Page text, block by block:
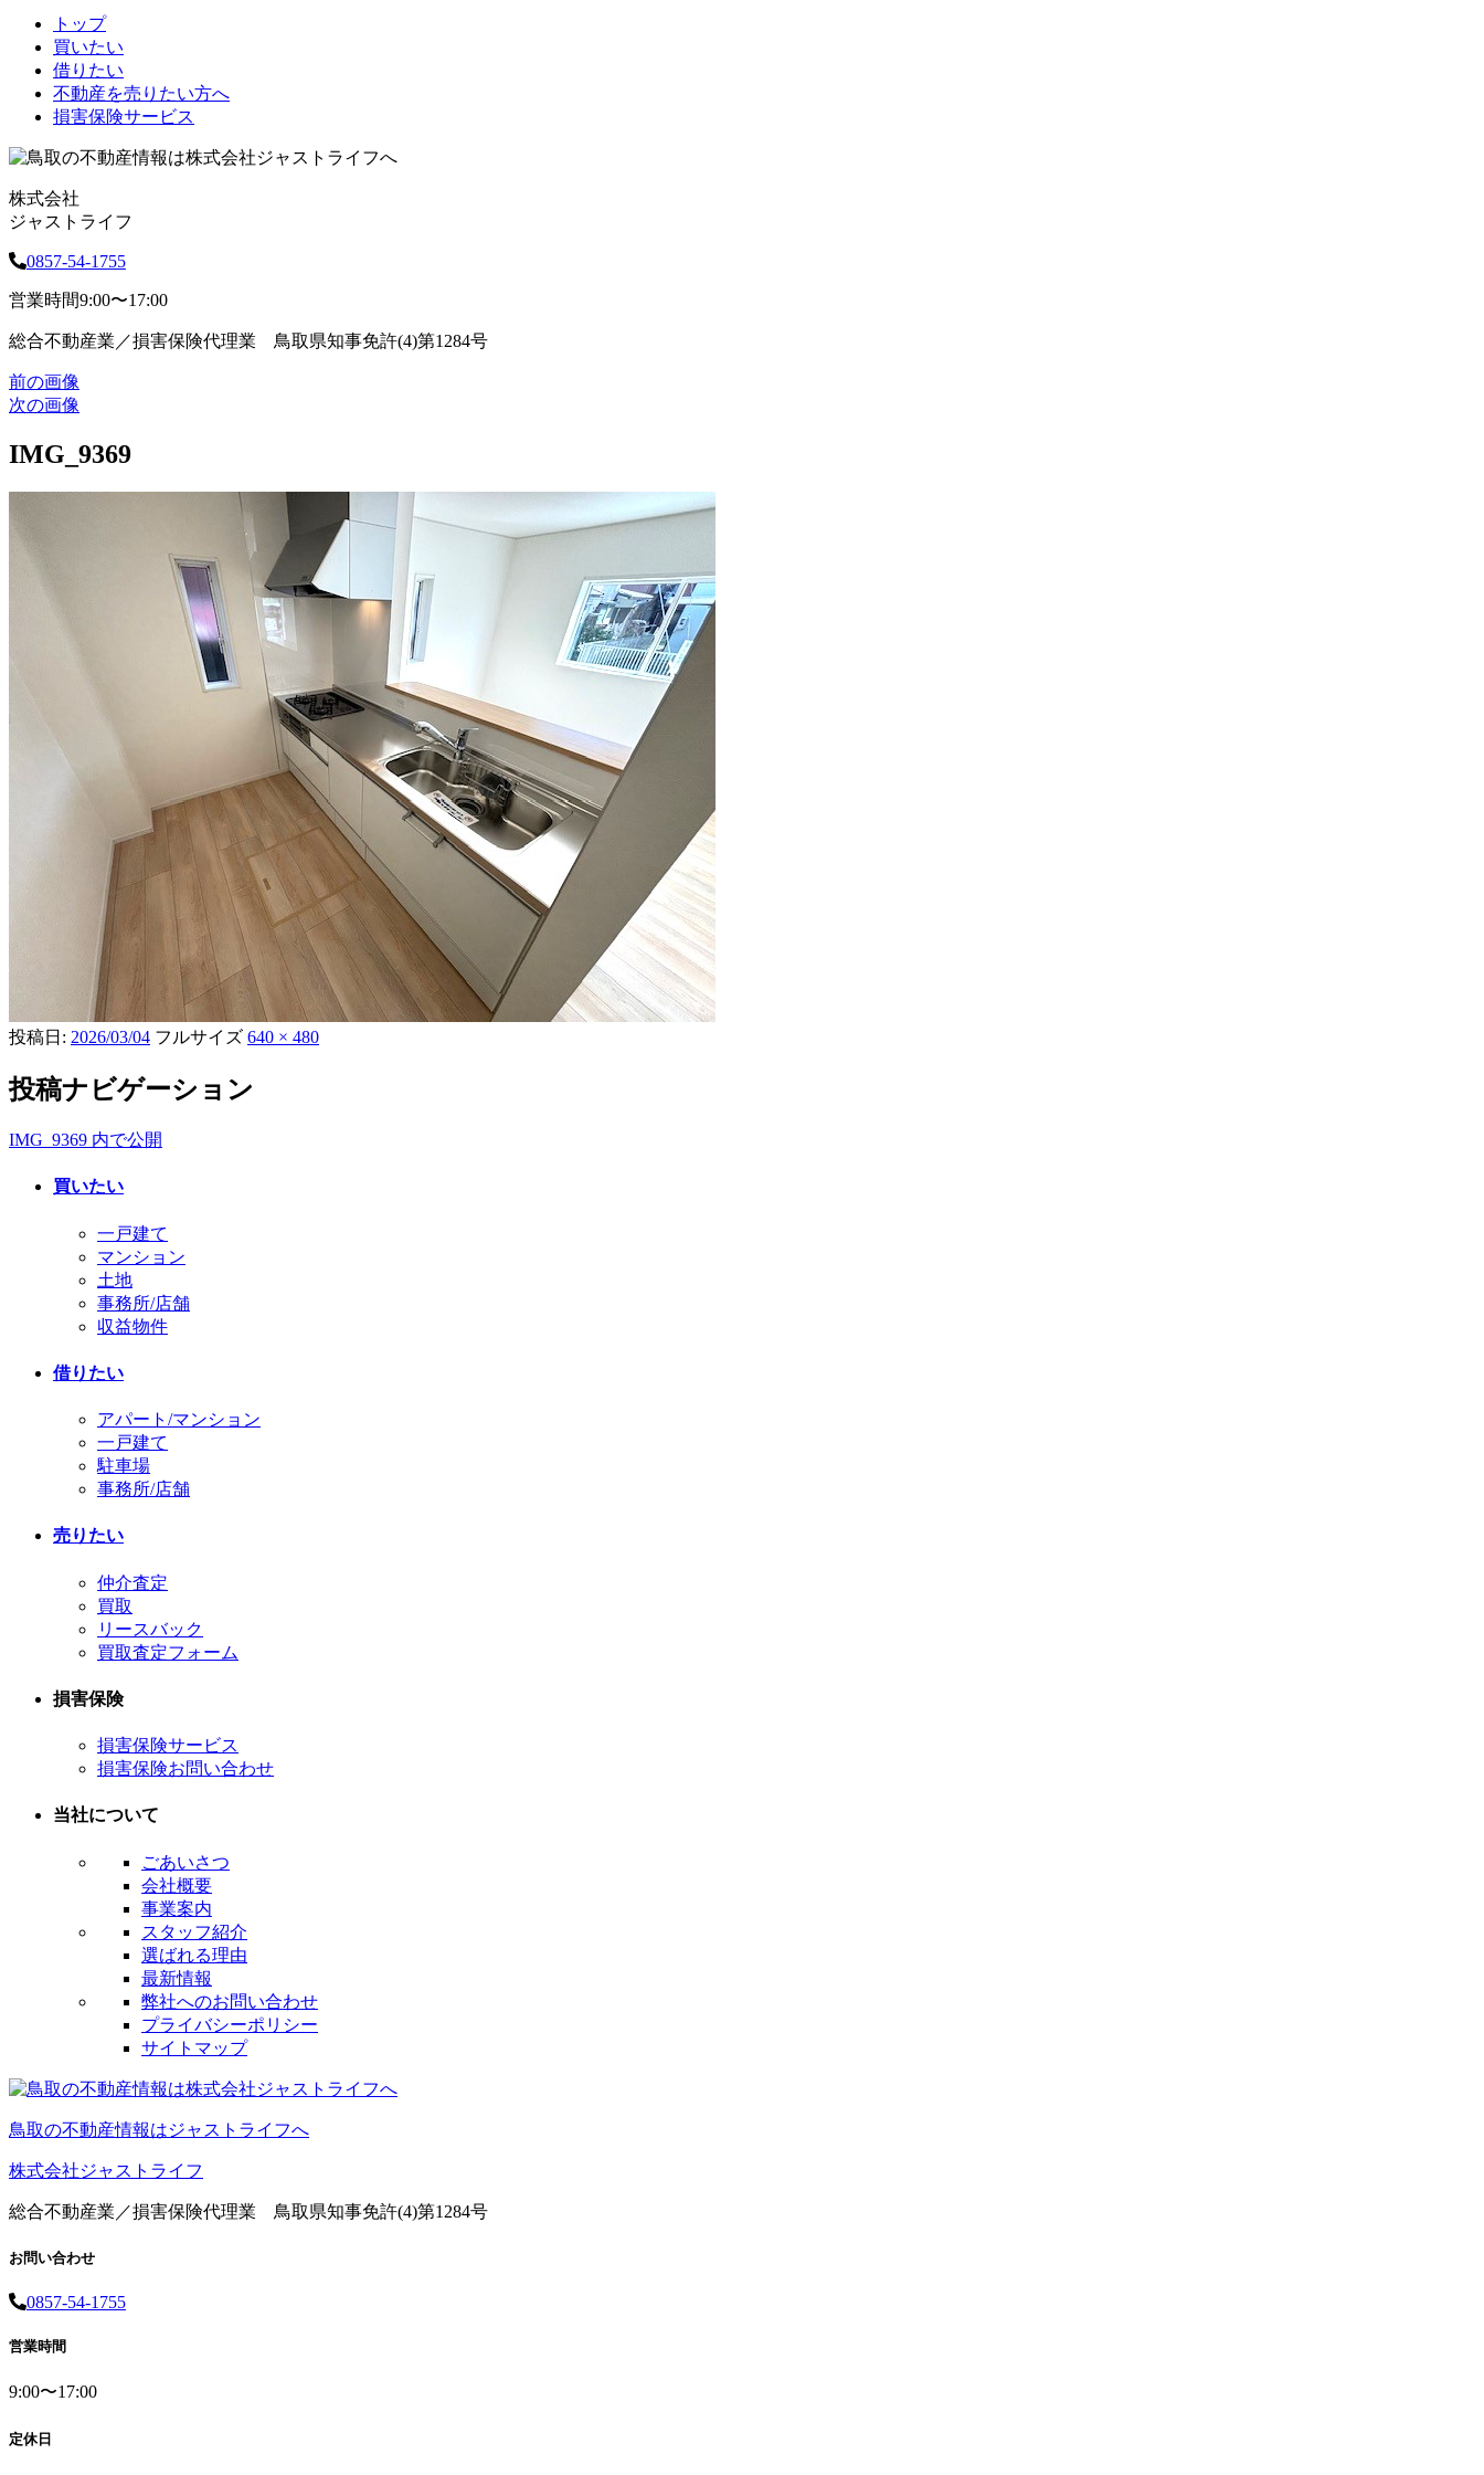
トップ
買いたい
借りたい
不動産を売りたい方へ
損害保険サービス
株式会社
ジャストライフ
0857-54-1755
営業時間9:00〜17:00
総合不動産業／損害保険代理業 鳥取県知事免許(4)第1284号
前の画像
次の画像
IMG_9369
投稿日: 2026/03/04 フルサイズ 640 × 480
投稿ナビゲーション
IMG_9369 内で公開
買いたい
一戸建て
マンション
土地
事務所/店舗
収益物件
借りたい
アパート/マンション
一戸建て
駐車場
事務所/店舗
売りたい
仲介査定
買取
リースバック
買取査定フォーム
損害保険
損害保険サービス
損害保険お問い合わせ
当社について
ごあいさつ
会社概要
事業案内
スタッフ紹介
選ばれる理由
最新情報
弊社へのお問い合わせ
プライバシーポリシー
サイトマップ
鳥取の不動産情報はジャストライフへ
株式会社ジャストライフ
総合不動産業／損害保険代理業 鳥取県知事免許(4)第1284号
お問い合わせ
0857-54-1755
営業時間
9:00〜17:00
定休日